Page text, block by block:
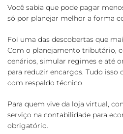
Você sabia que pode pagar
só por planejar melhor a forma
Foi uma das descobertas que
Com o planejamento tributário,
cenários, simular regimes e até
para reduzir encargos. Tudo isso
com respaldo técnico.
Para quem vive da loja virtual,
serviço na contabilidade para
obrigatório.